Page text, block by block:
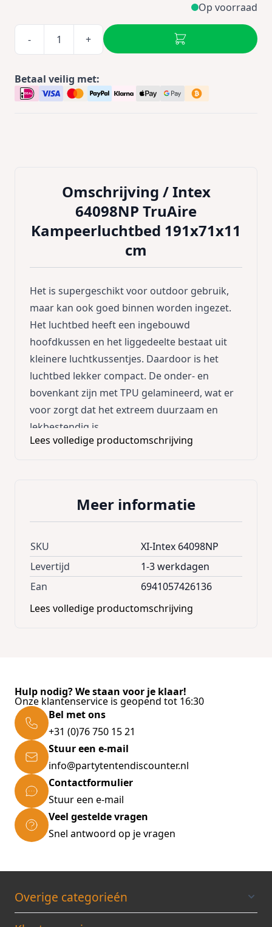
Op voorraad
- +
Betaal veilig met:
Omschrijving /Intex
64098NP TruAire
Kampeerluchtbed 191x71x11
cm
Het is supergeschikt voor outdoor gebruik,
maar kan ook goed binnen worden ingezet.
Het luchtbed heeft een ingebouwd
hoofdkussen en het liggedeelte bestaat uit
kleinere luchtkussentjes. Daardoor is het
luchtbed lekker compact. De onder- en
bovenkant zijn met TPU gelamineerd, wat er
voor zorgt dat het extreem duurzaam en
lekbestendig is.
Lees volledige productomschrijving
Meer informatie
SKU
XI-Intex 64098NP
Levertijd
1-3 werkdagen
Ean
6941057426136
Lees volledige productomschrijving
Hulp nodig? We staan voor je klaar!
Onze klantenservice is geopend tot 16:30
Bel met ons
+31 (0)76 750 15 21
Stuur een e-mail
info@partytentendiscounter.nl
Contactformulier
Stuur een e-mail
Veel gestelde vragen
Snel antwoord op je vragen
Overige categorieén